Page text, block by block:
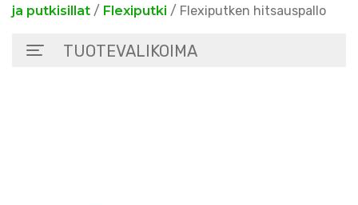
ja putkisillat / Flexiputki / Flexiputken hitsauspallo
TUOTEVALIKOIMA